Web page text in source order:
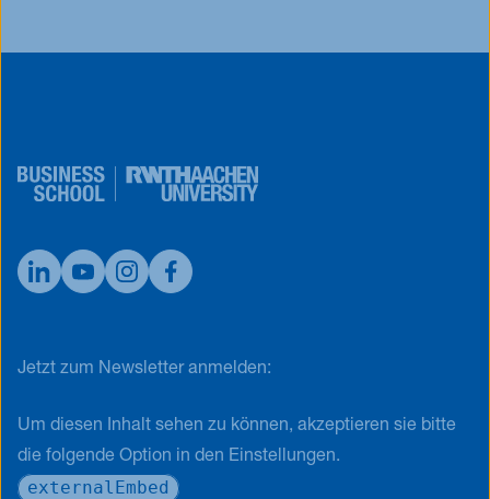
Jetzt zum Newsletter anmelden:
Um diesen Inhalt sehen zu können, akzeptieren sie bitte
die folgende Option in den Einstellungen.
externalEmbed